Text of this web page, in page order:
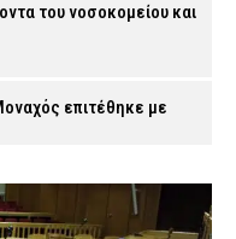
του νοσοκομείου και
επιτέθηκε με
ναυτιλιακά είδη –